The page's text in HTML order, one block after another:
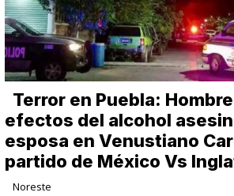
Terror en Puebla:
efectos del alcohol
esposa en Venustiano
partido de México Vs
Noreste